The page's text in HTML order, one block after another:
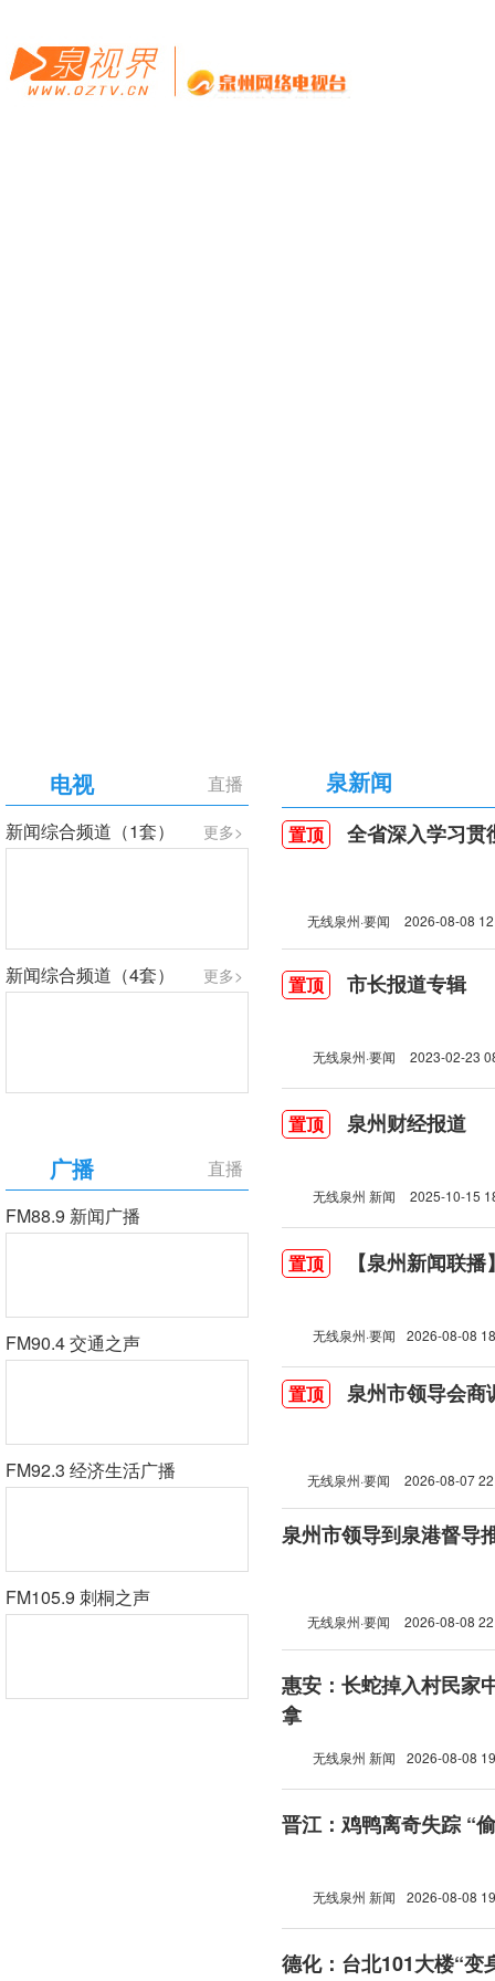
直播
电视
更多>
新闻综合频道（1套）
更多>
新闻综合频道（4套）
直播
广播
FM88.9 新闻广播
FM90.4 交通之声
FM92.3 经济生活广播
FM105.9 刺桐之声
泉新闻
置顶 全省深入学习贯彻习
无线泉州·要闻 2026-08-08
置顶 市长报道专辑
无线泉州·要闻 2023-02-23
置顶 泉州财经报道
无线泉州 新闻 2025-10-15
置顶 【泉州新闻联
无线泉州·要闻 2026-08-08
置顶 泉州市领导会商
无线泉州·要闻 2026-08-07
泉州市领导到泉港督导
无线泉州·要闻 2026-08-08
惠安：长蛇掉入村民家
拿
无线泉州 新闻 2026-08-08
晋江：鸡鸭离奇失踪 “
无线泉州 新闻 2026-08-08
德化：台北101大楼“变